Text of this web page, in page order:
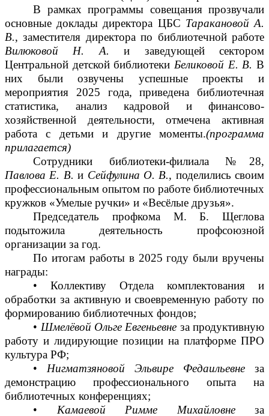
В рамках программы совещания прозвучали
основные доклады директора ЦБС Таракановой А.
В., заместителя директора по библиотечной работе
Вилюковой Н. А. и заведующей сектором
Центральной детской библиотеки Беликовой Е. В. В
них были озвучены успешные проекты и
мероприятия 2025 года, приведена библиотечная
статистика, анализ кадровой и финансово-
хозяйственной деятельности, отмечена активная
работа с детьми и другие моменты.(программа
прилагается)
Сотрудники библиотеки-филиала №28,
Павлова Е. В. и Сейфулина О. В., поделились своим
профессиональным опытом по работе библиотечных
кружков «Умелые ручки» и «Весёлые друзья».
Председатель профкома М. Б. Щеглова
подытожила деятельность профсоюзной
организации за год.
По итогам работы в 2025 году были вручены
награды:
• Коллективу Отдела комплектования и
обработки за активную и своевременную работу по
формированию библиотечных фондов;
• Шмелёвой Ольге Евгеньевне за продуктивную
работу и лидирующие позиции на платформе ПРО
культура РФ;
• Нигматзяновой Эльвире Федаильевне за
демонстрацию профессионального опыта на
библиотечных конференциях;
• Камаевой Римме Михайловнеза